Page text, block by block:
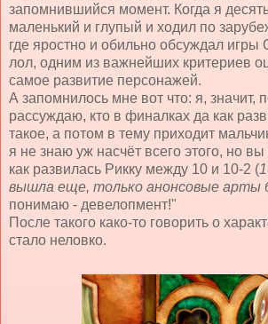
запомнившийся момент. Когда я
маленький и глупый и ходил по
где яростно и обильно обсуждал
лол, одним из важнейших критериев
самое развитие персонажей.
А запомнилось мне вот что: я, значит,
рассуждаю, кто в финалках да как
такое, а потом в тему приходит
я не знаю уж насчёт всего этого, но
как развилась Рикку между 10 и 10-2 (
вышла еще, только анонсовые арты
понимаю - девелопмент!"
После такого како-то говорить о
стало неловко.